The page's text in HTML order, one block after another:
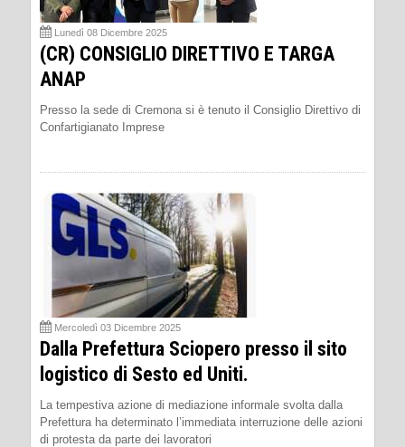
Lunedì 08 Dicembre 2025
(CR) CONSIGLIO DIRETTIVO E TARGA
ANAP
Presso la sede di Cremona si è tenuto il Consiglio Direttivo di
Confartigianato Imprese
Mercoledì 03 Dicembre 2025
Dalla Prefettura Sciopero presso il sito
logistico di Sesto ed Uniti.
La tempestiva azione di mediazione informale svolta dalla
Prefettura ha determinato l’immediata interruzione delle azioni
di protesta da parte dei lavoratori